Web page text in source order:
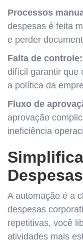
Processos
despesas é feita
e perder
Falta de controle:
difícil garantir que
a política da
Fluxo de
aprovação
ineficiência
A automação é a
despesas
repetitivas, você
atividades mais